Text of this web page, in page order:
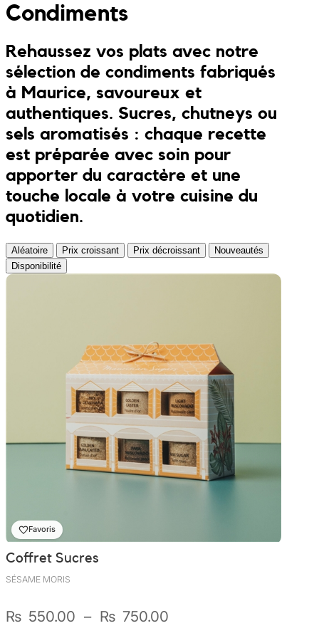
Condiments
Rehaussez vos plats avec notre
sélection de condiments fabriqués
à Maurice, savoureux et
authentiques. Sucres, chutneys ou
sels aromatisés : chaque recette
est préparée avec soin pour
apporter du caractère et une
touche locale à votre cuisine du
quotidien.
Aléatoire Prix croissant Prix décroissant
Nouveautés
Disponibilité
Coffret Sucres
SÉSAME MORIS
₨ 550.00 – ₨ 750.00
Favoris
Sandales
Maillots de bain
Ensembles
Kreasion
Le P’tit Atelier
Le Rendez-Vous
Libertie
Lilakoo
L’Atelier de Lilou
NaturaBaie
Nature Artizan
Oopsie Daisy
Pigment It Pottery
Saskia
Save A Sail
Sesame Moris